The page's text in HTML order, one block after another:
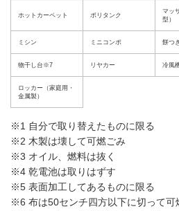
ホットカーペット ポリタンク
マッ
型）
ミシン ミニコンポ 餅つ
物干し台※7 リヤカー 冷風
ロッカー（家庭用・
金属製）
※1 自分で取り替えたものに限る
※2 木製は壊して可燃ごみ
※3 オイル、燃料は抜く
※4 乾電池は取りはずす
※5 表面加工してあるものに限る
※6 布は50センチ四方以下に切って可